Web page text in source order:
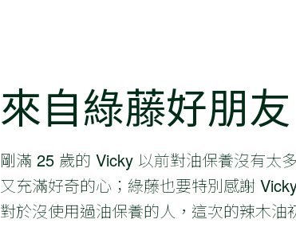
來自綠藤好朋
剛滿 25 歲的 Vicky 以前對油保養沒有太
又充滿好奇的心；綠藤也要特別感謝
對於沒使用過油保養的人，這次的辣木